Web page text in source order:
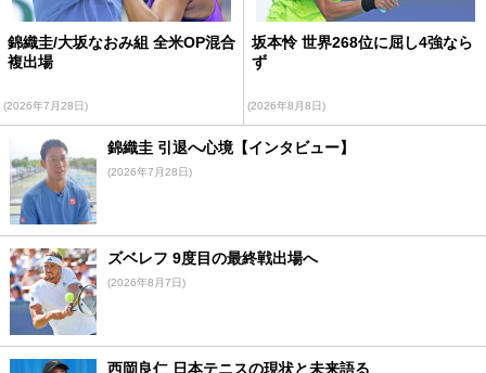
錦織圭/大坂なおみ組 全米OP混合
複出場
(2026年7月28日)
坂本怜 世界268位に屈し4強なら
ず
(2026年8月8日)
錦織圭 引退へ心境【インタビュー】
(2026年7月28日)
ズベレフ 9度目の最終戦出場へ
(2026年8月7日)
西岡良仁 日本テニスの現状と未来語る